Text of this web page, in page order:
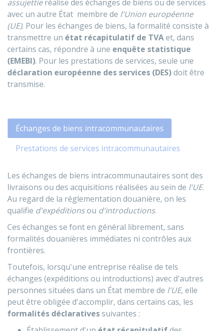
assujettieréalise des échanges de biens ou de services
avec un autre État membre de l'Union européenne
(UE). Pour les échanges de biens, la formalité consiste à
transmettre un état récapitulatif de TVAet, dans
certains cas, répondre à une enquête statistique
(EMEBI). Pour les prestations de services, seule une
déclaration européenne des services (DES)doit être
transmise.
Échanges de biens intracommunautaires
Prestations de services intracommunautaires
Les échanges de biens intracommunautaires sont des
livraisons ou des acquisitions réalisées au sein de l'UE.
Au regard de la réglementation douanière, on les
qualifie d'expéditionsou d'introductions.
Ces échanges se font en général librement, sans
formalités douanières immédiates ni contrôles aux
frontières.
Toutefois, lorsqu'une entreprise réalise de tels
échanges (expéditions ou introductions) avec d'autres
personnes situées dans un État membre de l'UE, elle
peut être obligée d'accomplir, dans certains cas, les
formalités déclarativessuivantes :